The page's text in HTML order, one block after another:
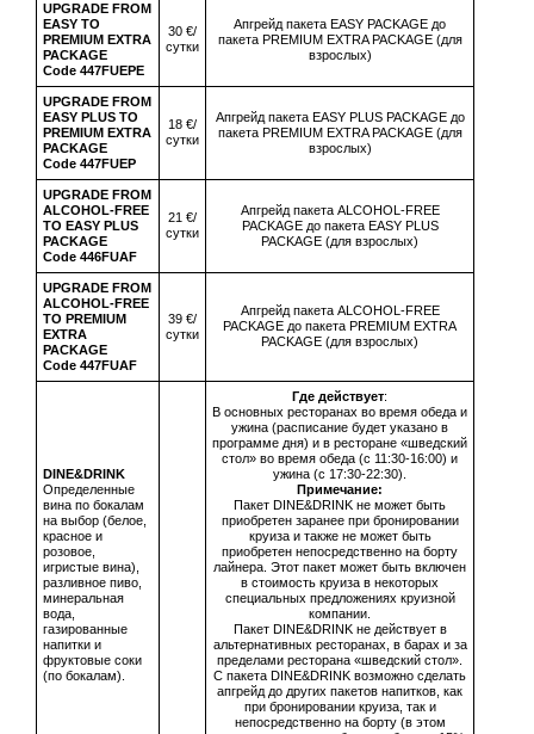
UPGRADE FROM
EASY TO
PREMIUM EXTRA
PACKAGE
Code 447FUEPE
30 €/
сутки
Апгрейд пакета EASY PACKAGE до
пакета PREMIUM EXTRA PACKAGE (для
взрослых)
UPGRADE FROM
EASY PLUS TO
PREMIUM EXTRA
PACKAGE
Code 447FUEP
18 €/
сутки
Апгрейд пакета EASY PLUS PACKAGE до
пакета PREMIUM EXTRA PACKAGE (для
взрослых)
UPGRADE FROM
ALCOHOL-FREE
TO EASY PLUS
PACKAGE
Code 446FUAF
21 €/
сутки
Апгрейд пакета ALCOHOL-FREE
PACKAGE до пакета EASY PLUS
PACKAGE (для взрослых)
UPGRADE FROM
ALCOHOL-FREE
TO PREMIUM
EXTRA
PACKAGE
Code 447FUAF
39 €/
сутки
Апгрейд пакета ALCOHOL-FREE
PACKAGE до пакета PREMIUM EXTRA
PACKAGE (для взрослых)
DINE&DRINK
Определенные
вина по бокалам
на выбор (белое,
красное и
розовое,
игристые вина),
разливное пиво,
минеральная
вода,
газированные
напитки и
фруктовые соки
(по бокалам).
Где действует:
В основных ресторанах во время обеда и
ужина (расписание будет указано в
программе дня) и в ресторане «шведский
стол» во время обеда (с 11:30-16:00) и
ужина (с 17:30-22:30).
Примечание:
Пакет DINE&DRINK не может быть
приобретен заранее при бронировании
круиза и также не может быть
приобретен непосредственно на борту
лайнера. Этот пакет может быть включен
в стоимость круиза в некоторых
специальных предложениях круизной
компании.
Пакет DINE&DRINK не действует в
альтернативных ресторанах, в барах и за
пределами ресторана «шведский стол».
С пакета DINE&DRINK возможно сделать
апгрейд до других пакетов напитков, как
при бронировании круиза, так и
непосредственно на борту (в этом